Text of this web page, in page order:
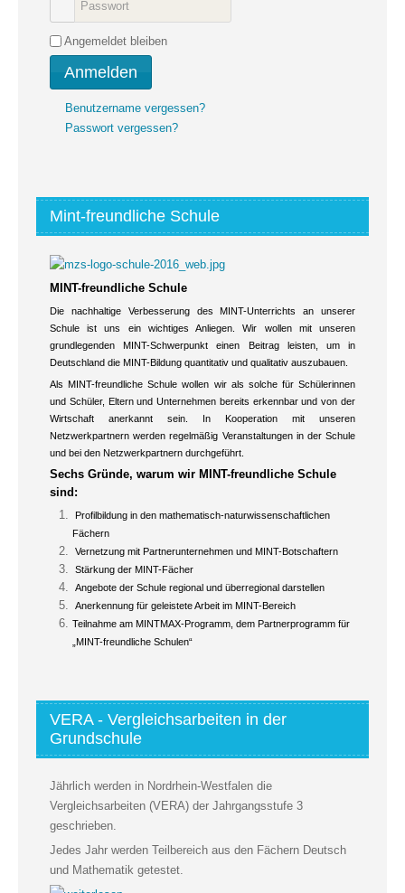
Angemeldet bleiben
Anmelden
Benutzername vergessen?
Passwort vergessen?
Mint-freundliche Schule
MINT-freundliche Schule
Die nachhaltige Verbesserung des MINT-Unterrichts an unserer
Schule ist uns ein wichtiges Anliegen. Wir wollen mit unseren
grundlegenden MINT-Schwerpunkt einen Beitrag leisten, um in
Deutschland die MINT-Bildung quantitativ und qualitativ auszubauen.
Als MINT-freundliche Schule wollen wir als solche für Schülerinnen
und Schüler, Eltern und Unternehmen bereits erkennbar und von der
Wirtschaft anerkannt sein. In Kooperation mit unseren
Netzwerkpartnern werden regelmäßig Veranstaltungen in der Schule
und bei den Netzwerkpartnern durchgeführt.
Sechs Gründe, warum wir MINT-freundliche Schule
sind:
Profilbildung in den mathematisch-naturwissenschaftlichen
Fächern
Vernetzung mit Partnerunternehmen und MINT-Botschaftern
Stärkung der MINT-Fächer
Angebote der Schule regional und überregional darstellen
Anerkennung für geleistete Arbeit im MINT-Bereich
Teilnahme am MINTMAX-Programm, dem Partnerprogramm für
„MINT-freundliche Schulen“
VERA - Vergleichsarbeiten in der
Grundschule
Jährlich werden in Nordrhein-Westfalen die
Vergleichsarbeiten (VERA) der Jahrgangsstufe 3
geschrieben.
Jedes Jahr werden Teilbereich aus den Fächern Deutsch
und Mathematik getestet.